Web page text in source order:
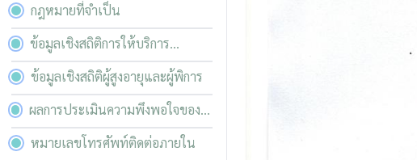
กฎหมายที่จำเป็น
ข้อมูลเชิงสถิติการให้บริการ
ประชาชน
ข้อมูลเชิงสถิติผู้สูงอายุและผู้พิการ
ผลการประเมินความพึงพอใจของ
ผู้รับบริการ
หมายเลขโทรศัพท์ติดต่อภายใน